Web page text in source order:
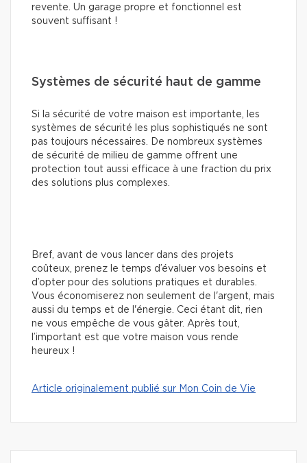
revente. Un garage propre et fonctionnel est
souvent suffisant !
Systèmes de sécurité haut de gamme
Si la sécurité de votre maison est importante, les
systèmes de sécurité les plus sophistiqués ne sont
pas toujours nécessaires. De nombreux systèmes
de sécurité de milieu de gamme offrent une
protection tout aussi efficace à une fraction du prix
des solutions plus complexes.
Bref, avant de vous lancer dans des projets
coûteux, prenez le temps d’évaluer vos besoins et
d’opter pour des solutions pratiques et durables.
Vous économiserez non seulement de l'argent, mais
aussi du temps et de l'énergie. Ceci étant dit, rien
ne vous empêche de vous gâter. Après tout,
l’important est que votre maison vous rende
heureux !
Article originalement publié sur Mon Coin de Vie